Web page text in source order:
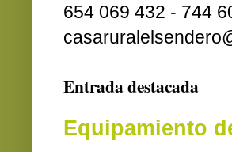
654 069 432 - 744
Entrada destacada
Equipamiento